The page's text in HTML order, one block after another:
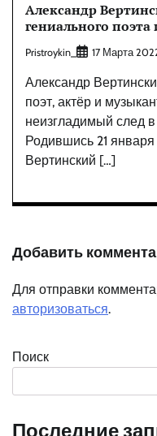
Александр
гениального поэта
Pristroykin_ 17 Марта
Александр
поэт, актёр и
неизгладимый след
Родившись 21
Вертинский […]
Добавить
Для отправки
авторизоваться.
Поиск
Последние